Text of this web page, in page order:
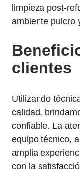
limpieza post-
ambiente pulcro
clientes
Utilizando
calidad,
confiable. La
equipo técnico,
amplia
con la